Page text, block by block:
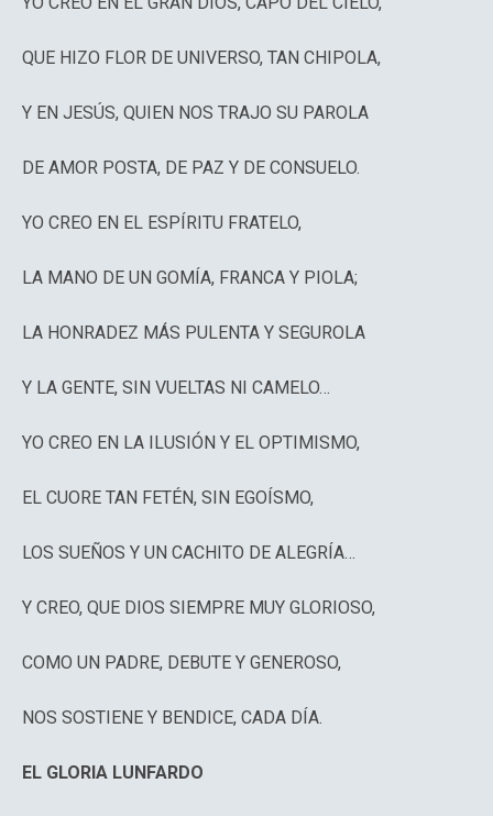
QUE HIZO FLOR DE UNIVERSO, TAN CHIPOLA,
Y EN JESÚS, QUIEN NOS TRAJO SU PAROLA
DE AMOR POSTA, DE PAZ Y DE CONSUELO.
YO CREO EN EL ESPÍRITU FRATELO,
LA MANO DE UN GOMÍA, FRANCA Y PIOLA;
LA HONRADEZ MÁS PULENTA Y SEGUROLA
Y LA GENTE, SIN VUELTAS NI CAMELO…
YO CREO EN LA ILUSIÓN Y EL OPTIMISMO,
EL CUORE TAN FETÉN, SIN EGOÍSMO,
LOS SUEÑOS Y UN CACHITO DE ALEGRÍA…
Y CREO, QUE DIOS SIEMPRE MUY GLORIOSO,
COMO UN PADRE, DEBUTE Y GENEROSO,
NOS SOSTIENE Y BENDICE, CADA DÍA.
EL GLORIA LUNFARDO